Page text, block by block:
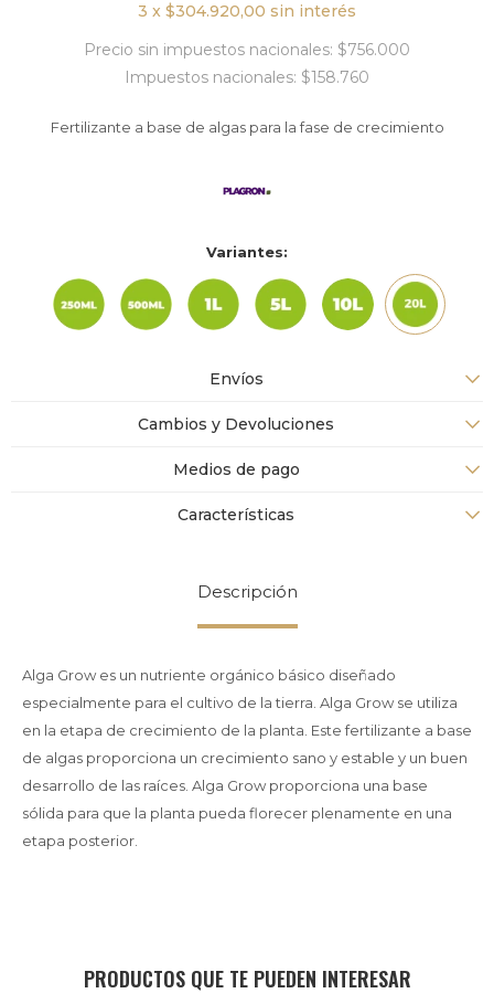
3 x $304.920,00 sin interés
Precio sin impuestos nacionales: $756.000
Impuestos nacionales: $158.760
Fertilizante a base de algas para la fase de crecimiento
Variantes:
Envíos
Cambios y Devoluciones
Medios de pago
Características
Descripción
Alga Grow es un nutriente orgánico básico diseñado
especialmente para el cultivo de la tierra. Alga Grow se utiliza
en la etapa de crecimiento de la planta. Este fertilizante a base
de algas proporciona un crecimiento sano y estable y un buen
desarrollo de las raíces. Alga Grow proporciona una base
sólida para que la planta pueda florecer plenamente en una
etapa posterior.
PRODUCTOS QUE TE PUEDEN INTERESAR